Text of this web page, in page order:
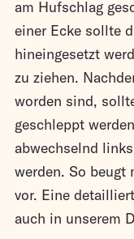
am Hufschlag
einer Ecke sollte
hineingesetzt
zu ziehen.
worden sind,
geschleppt
abwechselnd
werden. So beugt
vor. Eine
auch in unserem